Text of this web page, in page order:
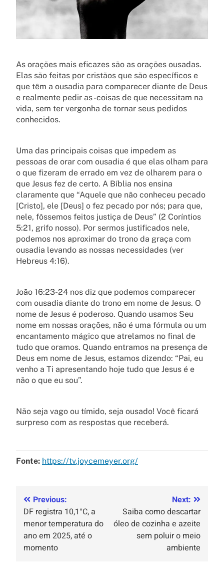
As orações mais eficazes são as orações ousadas.
Elas são feitas por cristãos que são específicos e
que têm a ousadia para comparecer diante de Deus
e realmente pedir as -coisas de que necessitam na
vida, sem ter vergonha de tornar seus pedidos
conhecidos.
Uma das principais coisas que impedem as
pessoas de orar com ousadia é que elas olham para
o que fizeram de errado em vez de olharem para o
que Jesus fez de certo. A Bíblia nos ensina
claramente que “Aquele que não conheceu pecado
[Cristo], ele [Deus] o fez pecado por nós; para que,
nele, fôssemos feitos justiça de Deus” (2 Coríntios
5:21, grifo nosso). Por sermos justificados nele,
podemos nos aproximar do trono da graça com
ousadia levando as nossas necessidades (ver
Hebreus 4:16).
João 16:23-24 nos diz que podemos comparecer
com ousadia diante do trono em nome de Jesus. O
nome de Jesus é poderoso. Quando usamos Seu
nome em nossas orações, não é uma fórmula ou um
encantamento mágico que atrelamos no final de
tudo que oramos. Quando entramos na presença de
Deus em nome de Jesus, estamos dizendo: “Pai, eu
venho a Ti apresentando hoje tudo que Jesus é e
não o que eu sou”.
Não seja vago ou tímido, seja ousado! Você ficará
surpreso com as respostas que receberá.
Fonte: https://tv.joycemeyer.org/
Previous:
DF registra 10,1°C, a
menor temperatura do
ano em 2025, até o
momento
Next:
Saiba como descartar
óleo de cozinha e azeite
sem poluir o meio
ambiente